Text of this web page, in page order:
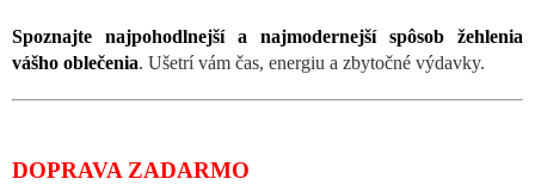
Spoznajte najpohodlnejší a najmodernejší spôsob žehlenia
vášho oblečenia. Ušetrí vám čas, energiu a zbytočné výdavky.
DOPRAVA ZADARMO